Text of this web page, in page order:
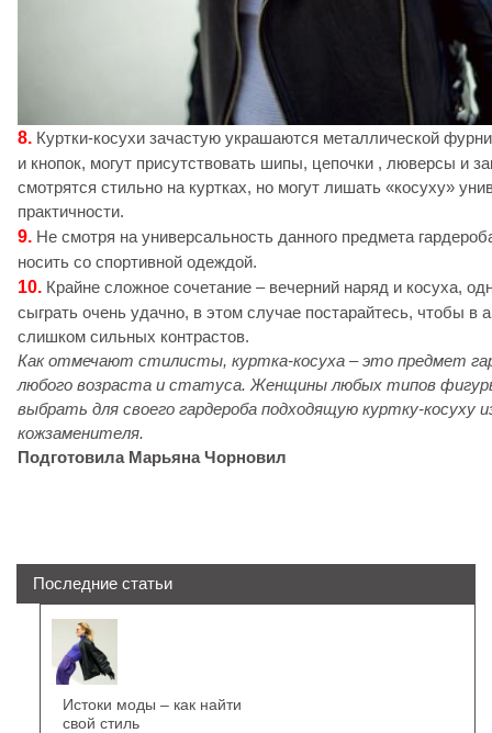
8. Куртки-косухи зачастую украшаются металлической
и кнопок, могут присутствовать шипы, цепочки , люверсы и
смотрятся стильно на куртках, но могут лишать «косуху»
практичности.
9. Не смотря на универсальность данного предмета
носить со спортивной одеждой.
10. Крайне сложное сочетание – вечерний наряд и косуха,
сыграть очень удачно, в этом случае постарайтесь, чтобы в
слишком сильных контрастов.
Как отмечают стилисты, куртка-косуха – это предмет
любого возраста и статуса. Женщины любых типов
выбрать для своего гардероба подходящую куртку-косуху
кожзаменителя.
Подготовила Марьяна Чорновил
Последние статьи
Истоки моды – как найти
свой стиль